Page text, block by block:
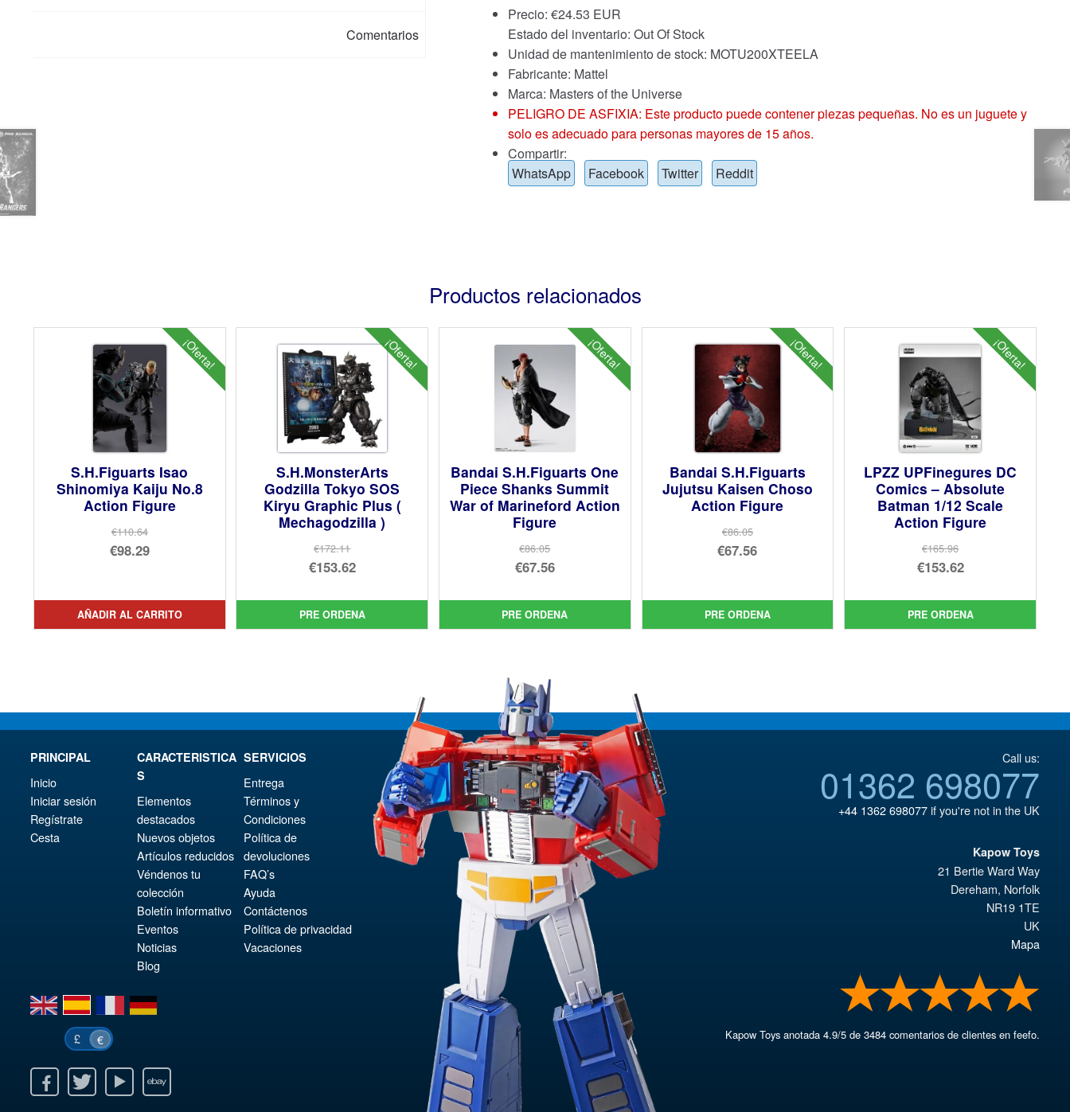
Comentarios
Precio: €24.53 EUR
Estado del inventario: Out Of Stock
Unidad de mantenimiento de stock: MOTU200XTEELA
Fabricante: Mattel
Marca: Masters of the Universe
PELIGRO DE ASFIXIA: Este producto puede contener piezas pequeñas. No es un juguete y
solo es adecuado para personas mayores de 15 años.
Compartir:
WhatsApp
Facebook Twitter Reddit
Productos relacionados
¡Oferta!
S.H.Figuarts Isao
Shinomiya Kaiju No.8
Action Figure
€110.64
El
era:
€110.64.
€98.29
actual
es:
AÑADIR AL CARRITO
¡Oferta!
S.H.MonsterArts
Godzilla Tokyo SOS
Kiryu Graphic Plus (
Mechagodzilla )
€172.11
El
original
era:
€153.62
precio
actual
PRE ORDENA
¡Oferta!
Bandai S.H.Figuarts One
Piece Shanks Summit
War of Marineford Action
Figure
€86.05
El
original
era:
€67.56
precio
actual
PRE ORDENA
¡Oferta!
Bandai S.H.Figuarts
Jujutsu Kaisen Choso
Action Figure
€86.05
El
era:
€86.05.
€67.56
actual
es:
PRE ORDENA
¡Oferta!
LPZZ UPFinegures DC
Comics – Absolute
Batman 1/12 Scale
Action Figure
€165.96
El
original
era:
€153.62
precio
actual
PRE ORDENA
PRINCIPAL
Inicio
Iniciar sesión
Regístrate
Cesta
CARACTERISTICA
S
Elementos
destacados
Nuevos objetos
Artículos reducidos
Véndenos tu
colección
Boletín informativo
Eventos
Noticias
Blog
SERVICIOS
Entrega
Términos y
Condiciones
Política de
devoluciones
FAQ’s
Ayuda
Contáctenos
Política de privacidad
Vacaciones
en es fr de
£ €
Youtube Ebay
Call us:
01362 698077
+44 1362 698077if you're not in the UK
Kapow Toys
21 Bertie Ward Way
Dereham, Norfolk
NR19 1TE
UK
Mapa
Kapow Toys anotada4.9/5 de3484 comentarios de clientes en feefo.